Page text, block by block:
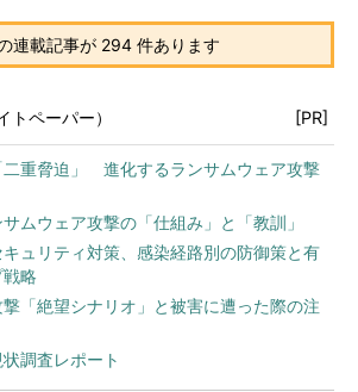
連載記事が 294 件あります
トペーパー） [PR]
二重脅迫」 進化するランサムウェア攻撃
ムウェア攻撃の「仕組み」と「教訓」
ュリティ対策、感染経路別の防御策と有
略
「絶望シナリオ」と被害に遭った際の注
調査レポート